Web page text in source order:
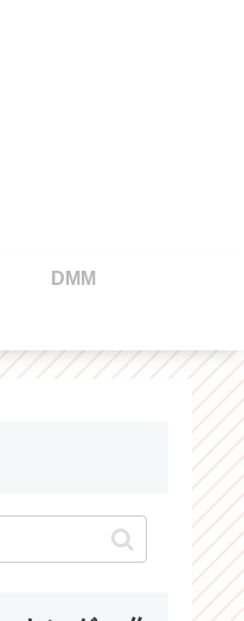
DMM